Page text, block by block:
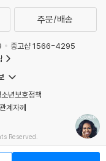
주문/배송
중고샵 1566-4295
소년보호정책
계자께
Reserved.